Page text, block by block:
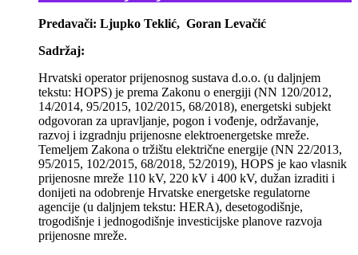
Predavači: Ljupko Teklić, Goran Levačić
Sadržaj:
Hrvatski operator prijenosnog sustava d.o.o. (u daljnjem
tekstu: HOPS) je prema Zakonu o energiji (NN 120/2012,
14/2014, 95/2015, 102/2015, 68/2018), energetski subjekt
odgovoran za upravljanje, pogon i vođenje, održavanje,
razvoj i izgradnju prijenosne elektroenergetske mreže.
Temeljem Zakona o tržištu električne energije (NN 22/2013,
95/2015, 102/2015, 68/2018, 52/2019), HOPS je kao vlasnik
prijenosne mreže 110 kV, 220 kV i 400 kV, dužan izraditi i
donijeti na odobrenje Hrvatske energetske regulatorne
agencije (u daljnjem tekstu: HERA), desetogodišnje,
trogodišnje i jednogodišnje investicijske planove razvoja
prijenosne mreže.